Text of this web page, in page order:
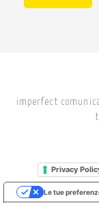
imperfect
Privacy
Le tue